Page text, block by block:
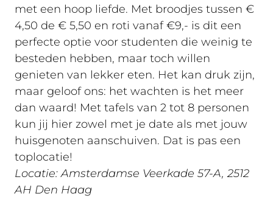
met een hoop liefde. Met broodjes tussen €
4,50 de € 5,50 en roti vanaf €9,- is dit een
perfecte optie voor studenten die weinig te
besteden hebben, maar toch willen
genieten van lekker eten. Het kan druk zijn,
maar geloof ons: het wachten is het meer
dan waard! Met tafels van 2 tot 8 personen
kun jij hier zowel met je date als met jouw
huisgenoten aanschuiven. Dat is pas een
toplocatie!
Locatie: Amsterdamse Veerkade 57-A, 2512
AH Den Haag